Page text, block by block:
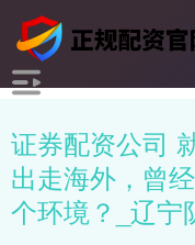
证券配资公司
出走海外，曾
个环境？_辽宁